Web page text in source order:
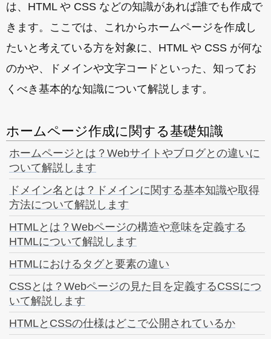
は、HTML や CSS などの知識があれば誰でも作成で
きます。ここでは、これからホームページを作成し
たいと考えている方を対象に、HTML や CSS が何な
のかや、ドメインや文字コードといった、知ってお
くべき基本的な知識について解説します。
ホームページ作成に関する基礎知識
ホームページとは？Webサイトやブログとの違いに
ついて解説します
ドメイン名とは？ドメインに関する基本知識や取得
方法について解説します
HTMLとは？Webページの構造や意味を定義する
HTMLについて解説します
HTMLにおけるタグと要素の違い
CSSとは？Webページの見た目を定義するCSSにつ
いて解説します
HTMLとCSSの仕様はどこで公開されているか